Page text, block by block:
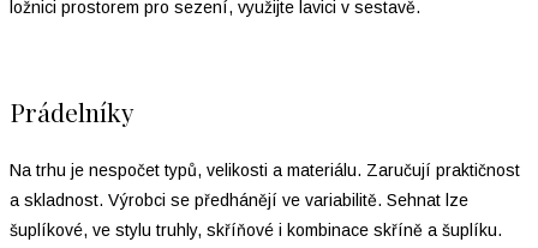
ložnici prostorem pro sezení, využijte lavici v sestavě.
Prádelníky
Na trhu je nespočet typů, velikosti a materiálu. Zaručují praktičnost
a skladnost. Výrobci se předhánějí ve variabilitě. Sehnat lze
šuplíkové, ve stylu truhly, skříňové i kombinace skříně a šuplíku.